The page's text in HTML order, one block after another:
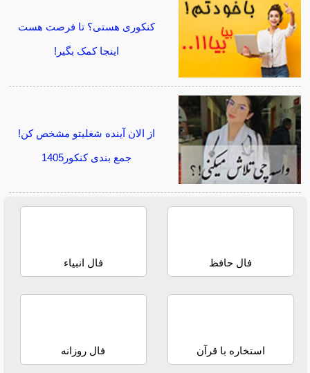
کنکوری هستی؟ تا فرصت هست
اینجا کمک بگیر!
از الان آینده شغلیتو مشخص کن!
جمع بندی کنکور1405
فال حافظ فال انبیاء
استخاره با قرآن فال روزانه